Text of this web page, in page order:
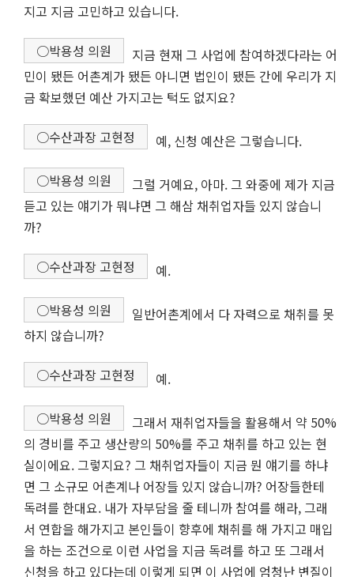
지고 지금 고민하고 있습니다.
○박용성 의원
지금 현재 그 사업에 참여하겠다라는 어
민이 됐든 어촌계가 됐든 아니면 법인이 됐든 간에 우리가 지
금 확보했던 예산 가지고는 턱도 없지요?
○수산과장 고현정 예, 신청 예산은 그렇습니다.
○박용성 의원
그럴 거예요, 아마. 그 와중에 제가 지금
듣고 있는 얘기가 뭐냐면 그 해삼 채취업자들 있지 않습니
까?
○수산과장 고현정 예.
○박용성 의원
일반어촌계에서 다 자력으로 채취를 못
하지 않습니까?
○수산과장 고현정 예.
○박용성 의원
그래서 재취업자들을 활용해서 약 50%
의 경비를 주고 생산량의 50%를 주고 채취를 하고 있는 현
실이에요. 그렇지요? 그 채취업자들이 지금 뭔 얘기를 하냐
면 그 소규모 어촌계나 어장들 있지 않습니까? 어장들한테
독려를 한대요. 내가 자부담을 줄 테니까 참여를 해라, 그래
서 연합을 해가지고 본인들이 향후에 채취를 해 가지고 매입
을 하는 조건으로 이런 사업을 지금 독려를 하고 또 그래서
신청을 하고 있다는데 이렇게 되면 이 사업에 엄청난 변질이